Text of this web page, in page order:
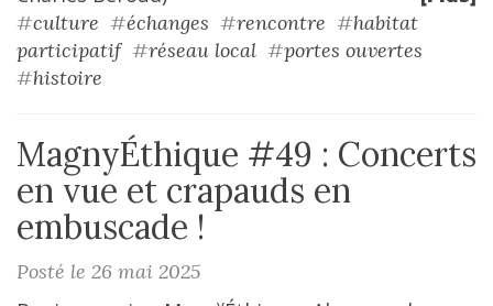
#culture #échanges #rencontre #habitat
participatif#réseau local #portes ouvertes
#histoire
MagnyÉthique #49 : Concerts
en vue et crapauds en
embuscade !
Posté le 26 mai 2025